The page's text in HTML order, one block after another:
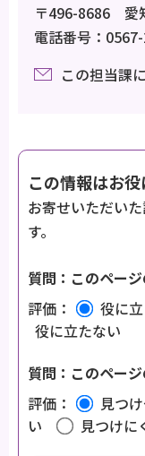
〒496-8686 愛
電話番号：
この担当課
この情報はお
お寄せいただい
す。
質問：このペー
評価：
役に
役に立たない
質問：このペー
評価：
見つ
い
見つけに